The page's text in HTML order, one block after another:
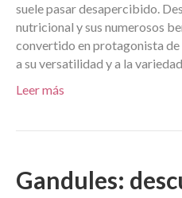
suele pasar desapercibido.
nutricional y sus numerosos
convertido en protagonista de
a su versatilidad y a la
Leer más
Gandules: